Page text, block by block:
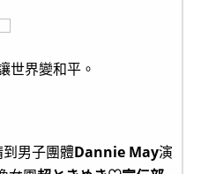
世界變和平。
到男子團體Dannie May演